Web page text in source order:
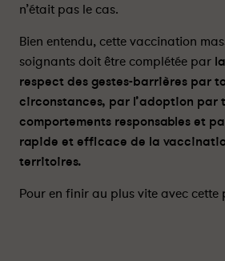
n’était pas le cas.
Bien entendu, cette vaccination
soignants doit être complétée par
respect des gestes-barrières par
circonstances, par l’adoption par
comportements responsables et
rapide et efficace de la
territoires.
Pour en finir au plus vite avec cette